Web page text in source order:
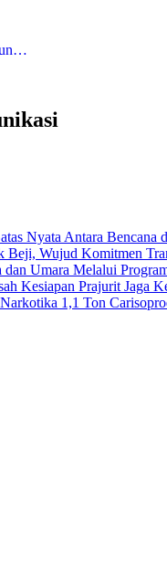
Nyata Antara Bencana
Wujud Komitmen
dan Umara Melalui
Kesiapan Prajurit Jaga
1,1 Ton